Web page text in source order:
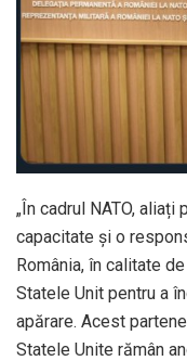
„În cadrul NATO,
capacitate și o
România, în calitate
Statele Unit pentru a
apărare. Acest
Statele Unite rămân